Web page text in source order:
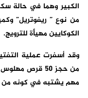
من نوع ” ريفوتريل”
الكوكايين مهيأة للترويج.
وقد أسفرت عملية
من حجز 50 قرص
مهم يشتبه في كونه من